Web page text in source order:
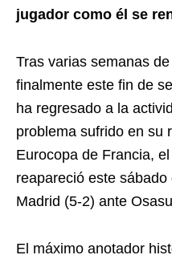
jugador como él se
Tras varias semanas
finalmente este fin de
ha regresado a la
problema sufrido en su
Eurocopa de Francia,
reapareció este
Madrid (5-2) ante
El máximo anotador